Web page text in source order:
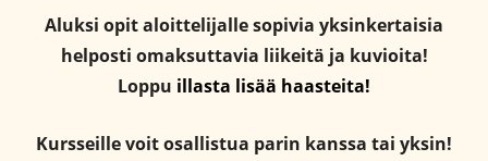
Aluksi opit aloittelijalle sopivia yksinkertaisia
helposti omaksuttavia liikeitä ja kuvioita!
Loppu illasta lisää haasteita!
Kursseille voit osallistua parin kanssa tai yksin!